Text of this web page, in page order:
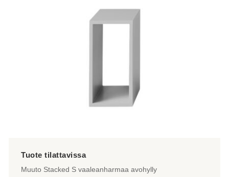
Muuto Stacked S vaaleanharmaa avohylly